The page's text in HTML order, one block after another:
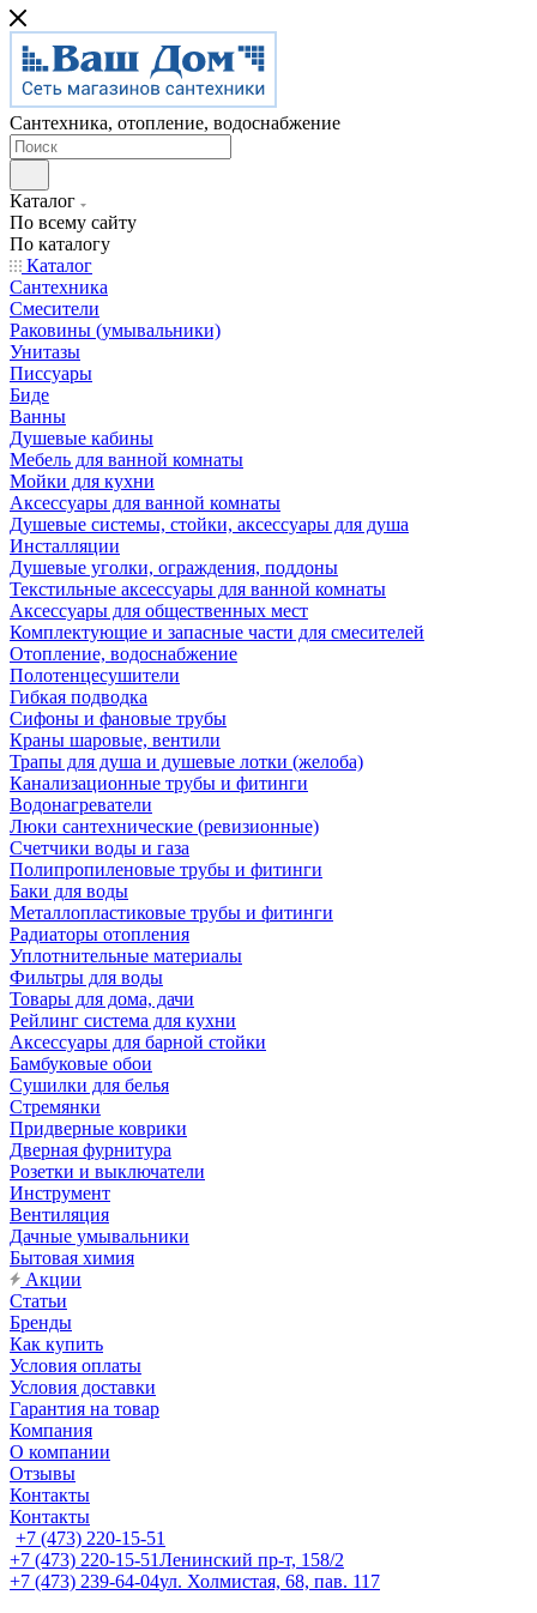
Сантехника, отопление, водоснабжение
Каталог
По всему сайту
По каталогу
Каталог
Сантехника
Смесители
Раковины (умывальники)
Унитазы
Писсуары
Биде
Ванны
Душевые кабины
Мебель для ванной комнаты
Мойки для кухни
Аксессуары для ванной комнаты
Душевые системы, стойки, аксессуары для душа
Инсталляции
Душевые уголки, ограждения, поддоны
Текстильные аксессуары для ванной комнаты
Аксессуары для общественных мест
Комплектующие и запасные части для смесителей
Отопление, водоснабжение
Полотенцесушители
Гибкая подводка
Сифоны и фановые трубы
Краны шаровые, вентили
Трапы для душа и душевые лотки (желоба)
Канализационные трубы и фитинги
Водонагреватели
Люки сантехнические (ревизионные)
Счетчики воды и газа
Полипропиленовые трубы и фитинги
Баки для воды
Металлопластиковые трубы и фитинги
Радиаторы отопления
Уплотнительные материалы
Фильтры для воды
Товары для дома, дачи
Рейлинг система для кухни
Аксессуары для барной стойки
Бамбуковые обои
Сушилки для белья
Стремянки
Придверные коврики
Дверная фурнитура
Розетки и выключатели
Инструмент
Вентиляция
Дачные умывальники
Бытовая химия
Акции
Статьи
Бренды
Как купить
Условия оплаты
Условия доставки
Гарантия на товар
Компания
О компании
Отзывы
Контакты
Контакты
+7 (473) 220-15-51
+7 (473) 220-15-51Ленинский пр-т, 158/2
+7 (473) 239-64-04ул. Холмистая, 68, пав. 117